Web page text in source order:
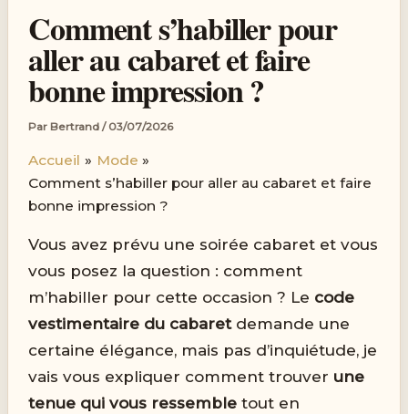
Comment s’habiller pour
aller au cabaret et faire
bonne impression ?
Par Bertrand/ 03/07/2026
Accueil
Mode
Comment s’habiller pour aller au cabaret et faire
bonne impression ?
Vous avez prévu une soirée cabaret et vous
vous posez la question : comment
m’habiller pour cette occasion ? Le code
vestimentaire du cabaretdemande une
certaine élégance, mais pas d’inquiétude, je
vais vous expliquer comment trouver une
tenue qui vous ressemble tout en